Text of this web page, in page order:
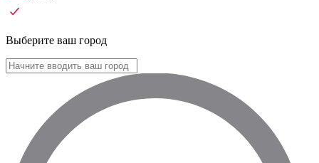
Выберите ваш город